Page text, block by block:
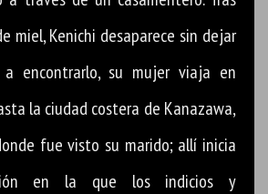
miel, Kenichi desaparece sin dejar
a encontrarlo, su mujer viaja en
la ciudad costera de Kanazawa,
fue visto su marido; allí inicia
en la que los indicios y